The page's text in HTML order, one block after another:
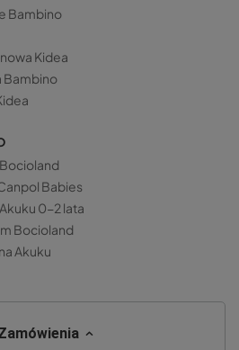
Bambino
Kidea
Bambino
Babies
0-2 lata
Bocioland
Akuku